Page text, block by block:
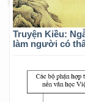
Truyện Kiều:
làm người có